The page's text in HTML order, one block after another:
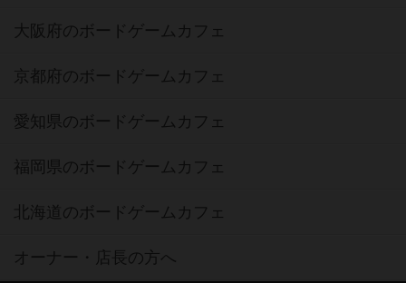
大阪府のボードゲームカフェ
京都府のボードゲームカフェ
愛知県のボードゲームカフェ
福岡県のボードゲームカフェ
北海道のボードゲームカフェ
オーナー・店長の方へ